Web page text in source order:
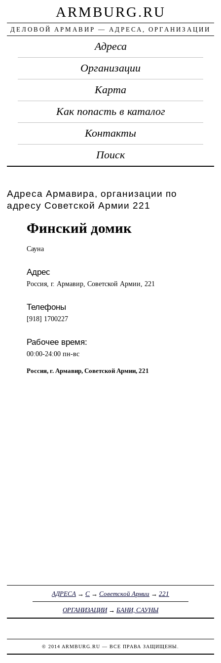
ARMBURG.RU
ДЕЛОВОЙ АРМАВИР — АДРЕСА, ОРГАНИЗАЦИИ
Адреса
Организации
Карта
Как попасть в каталог
Контакты
Поиск
Адреса Армавира, организации по
адресу Советской Армии 221
Финский домик
Сауна
Адрес
Россия, г. Армавир, Советской Армии, 221
Телефоны
[918] 1700227
Рабочее время:
00:00-24:00 пн-вс
Россия, г. Армавир, Советской Армии, 221
АДРЕСА → С → Советской Армии → 221
ОРГАНИЗАЦИИ→ БАНИ, САУНЫ
© 2014 ARMBURG.RU — ВСЕ ПРАВА ЗАЩИЩЕНЫ.